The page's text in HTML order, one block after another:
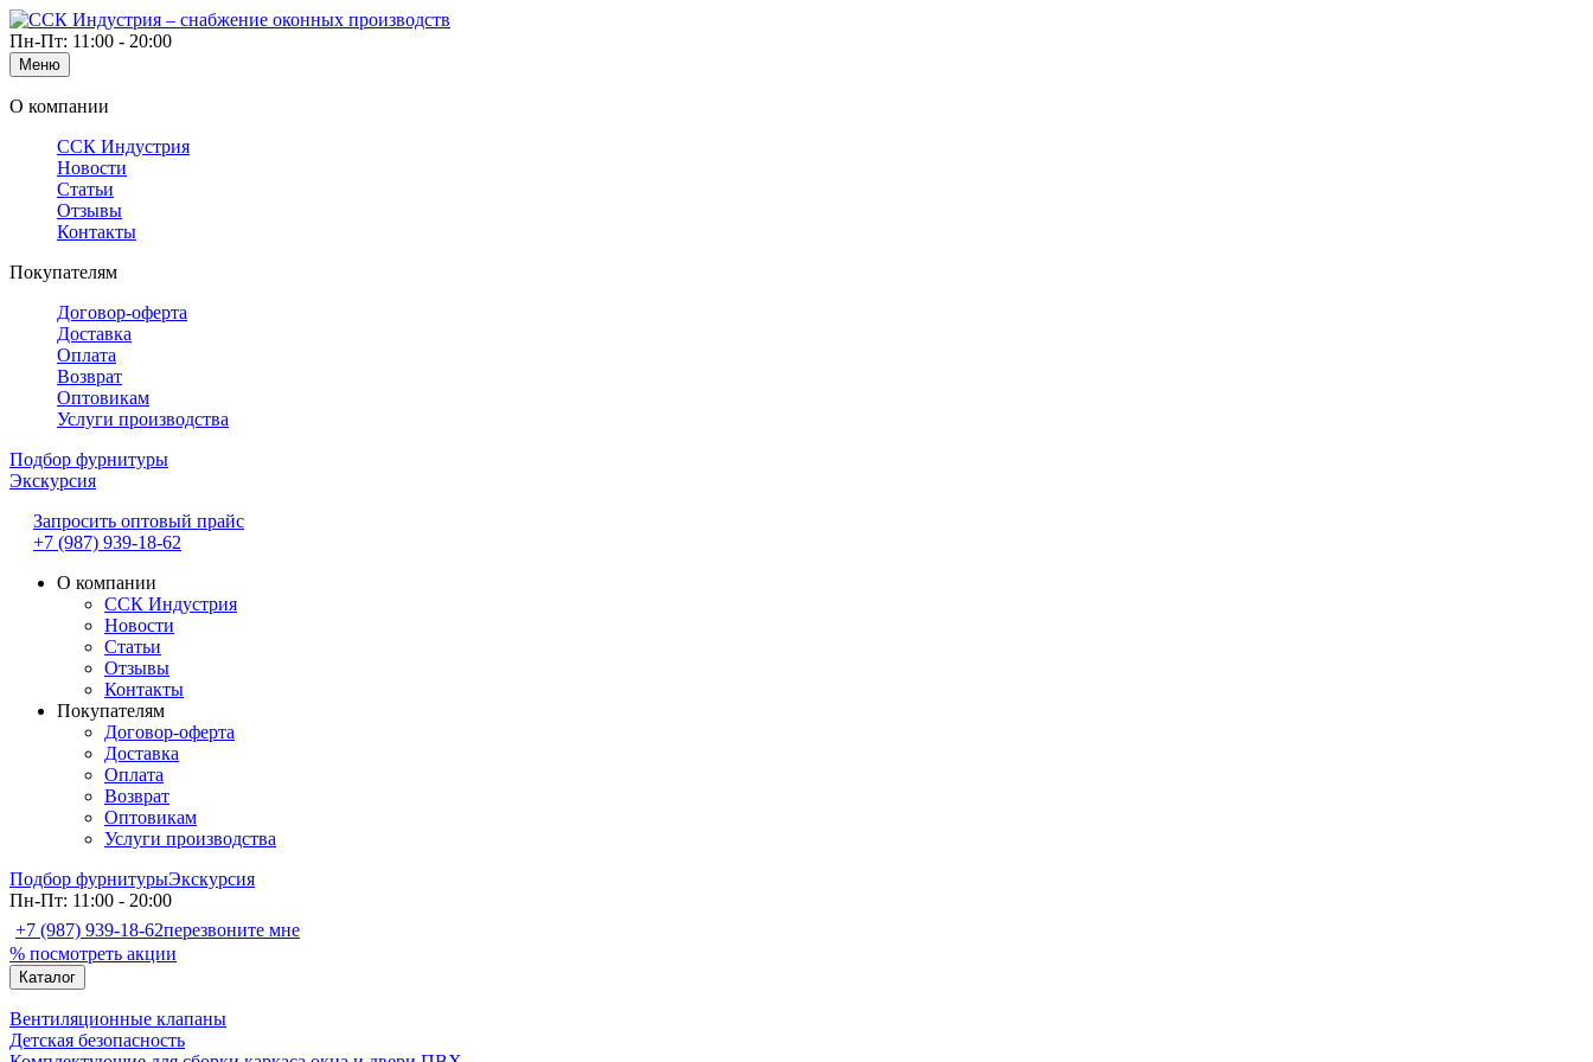
Пн-Пт: 11:00 - 20:00
Меню
О компании
ССК Индустрия
Новости
Статьи
Отзывы
Контакты
Покупателям
Договор-оферта
Доставка
Оплата
Возврат
Оптовикам
Услуги производства
Подбор фурнитуры
Экскурсия
Запросить оптовый прайс
+7 (987) 939-18-62
О компании
ССК Индустрия
Новости
Статьи
Отзывы
Контакты
Покупателям
Договор-оферта
Доставка
Оплата
Возврат
Оптовикам
Услуги производства
Подбор фурнитурыЭкскурсия
Пн-Пт: 11:00 - 20:00
+7 (987) 939-18-62перезвоните мне
% посмотреть акции
Каталог
Вентиляционные клапаны
Детская безопасность